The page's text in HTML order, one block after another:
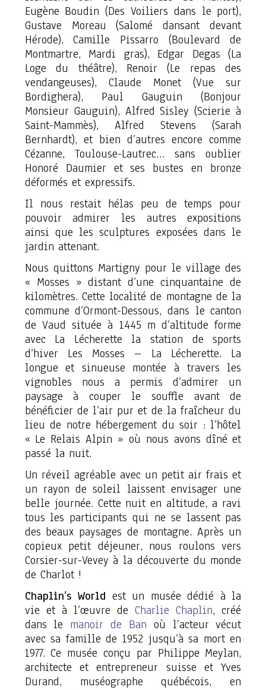
Eugène Boudin (Des Voiliers dans le port),
Gustave Moreau(Salomé dansant devant
Hérode), Camille Pissarro (Boulevard de
Montmartre, Mardi gras), Edgar Degas(La
Loge du théâtre), Renoir(Le repas des
vendangeuses), Claude Monet (Vue sur
Bordighera), Paul Gauguin(Bonjour
Monsieur Gauguin), Alfred Sisley(Scierie à
Saint-Mammès), Alfred Stevens(Sarah
Bernhardt), et bien d’autres encore comme
Cézanne, Toulouse-Lautrec… sans oublier
Honoré Daumier et ses bustes en bronze
déformés et expressifs.
Il nous restait hélas peu de temps pour
pouvoir admirer les autres expositions
ainsi que les sculptures exposées dans le
jardin attenant.
Nous quittons Martigny pour le village des
« Mosses » distant d’une cinquantaine de
kilomètres. Cette localité de montagne de la
commune d’Ormont-Dessous, dans le canton
de Vaud située à 1445 m d’altitude forme
avec La Lécherette la station de sports
d’hiver Les Mosses – La Lécherette. La
longue et sinueuse montée à travers les
vignobles nous a permis d’admirer un
paysage à couper le souffle avant de
bénéficier de l’air pur et de la fraîcheur du
lieu de notre hébergement du soir : l’hôtel
« Le Relais Alpin » où nous avons dîné et
passé la nuit.
Un réveil agréable avec un petit air frais et
un rayon de soleil laissent envisager une
belle journée. Cette nuit en altitude, a ravi
tous les participants qui ne se lassent pas
des beaux paysages de montagne. Après un
copieux petit déjeuner, nous roulons vers
Corsier-sur-Vevey à la découverte du monde
de Charlot !
Chaplin’s World est un musée dédié à la
vie et à l’œuvre deCharlie Chaplin, créé
dans le manoir de Ban où l’acteur vécut
avec sa famille de 1952 jusqu’à sa mort en
1977. Ce musée conçu par Philippe Meylan,
architecte et entrepreneur suisse et Yves
Durand, muséographe québécois, en